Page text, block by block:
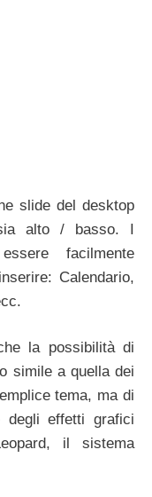
slide del desktop
alto / basso. I
facilmente
Calendario,
la possibilità di
simile a quella dei
tema, ma di
degli effetti grafici
il sistema